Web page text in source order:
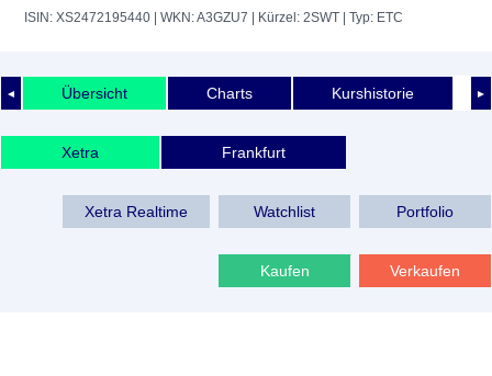
ISIN: XS2472195440 | WKN: A3GZU7 | Kürzel: 2SWT | Typ: ETC
◄ ►
Übersicht Charts Kurshistorie
Xetra Frankfurt
Xetra Realtime Watchlist Portfolio
Kaufen Verkaufen